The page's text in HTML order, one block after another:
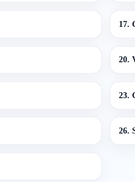
17.
20.
23.
26.